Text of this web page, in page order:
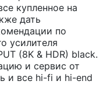
купленное на
дать
по
усилителя
(8K & HDR) black.
и сервис от
и все hi-fi и hi-end